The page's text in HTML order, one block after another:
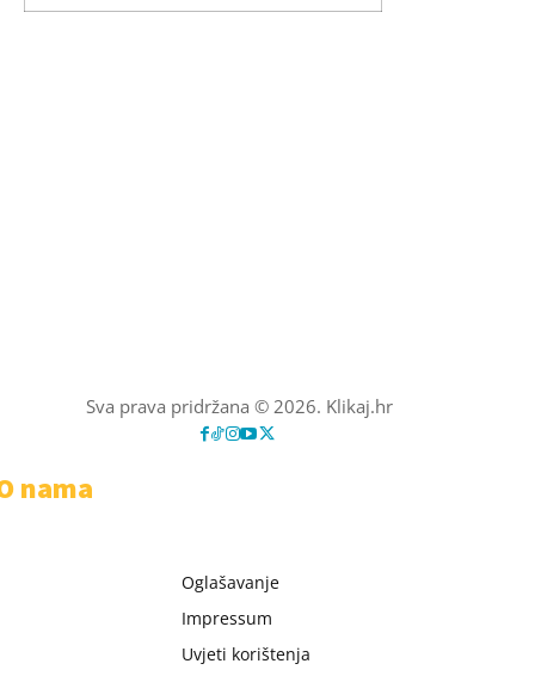
Sva prava pridržana © 2026. Klikaj.hr
nama
Oglašavanje
Impressum
Uvjeti korištenja